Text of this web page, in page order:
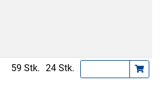
59 Stk. 24 Stk.